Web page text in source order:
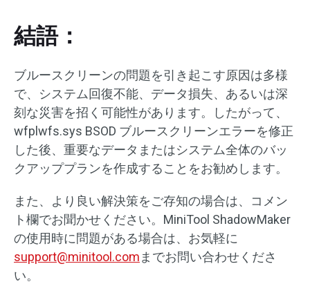
結語：
ブルースクリーンの問題を引き起こす原因は多様
で、システム回復不能、データ損失、あるいは深
刻な災害を招く可能性があります。したがって、
wfplwfs.sys BSOD ブルースクリーンエラーを修正
した後、重要なデータまたはシステム全体のバッ
クアッププランを作成することをお勧めします。
また、より良い解決策をご存知の場合は、コメン
ト欄でお聞かせください。MiniTool ShadowMaker
の使用時に問題がある場合は、お気軽に
support@minitool.comまでお問い合わせくださ
い。